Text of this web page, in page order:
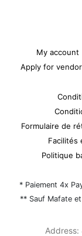
My account
Apply for
Formulaire de
Facilités
Politique
* Paiement 4x
** Sauf Mafate
Address: